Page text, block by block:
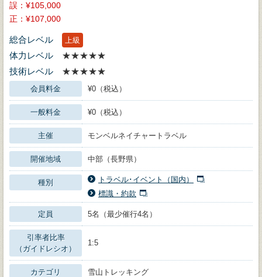
誤：¥105,000
正：¥107,000
総合レベル 上級
体力レベル
★★★★★
技術レベル
★★★★★
会員料金 ¥0（税込）
一般料金 ¥0（税込）
主催 モンベルネイチャートラベル
開催地域 中部（長野県）
種別
トラベル･イベント（国内）
標識・約款
定員 5名（最少催行4名）
引率者比率
（ガイドレシオ）
1:5
カテゴリ 雪山トレッキング